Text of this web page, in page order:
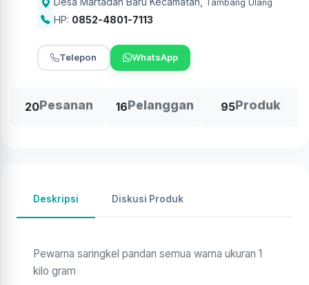
Tambang Ulang
HP: 0852-4801-7113
Telepon WhatsApp
20Pesanan 16Pelanggan 95Produk
Deskripsi Diskusi Produk
Pewarna saringkel pandan semua warna ukuran 1
kilo gram